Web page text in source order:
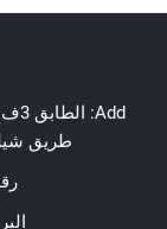
طريق